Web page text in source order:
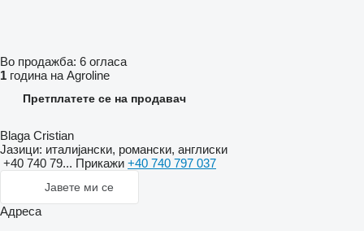
Во продажба: 6 огласа
1 година на Agroline
Претплатете се на продавач
Blaga Cristian
Јазици: италијански, романски, англиски
+40 740 79... Прикажи +40 740 797 037
Јавете ми се
Адреса